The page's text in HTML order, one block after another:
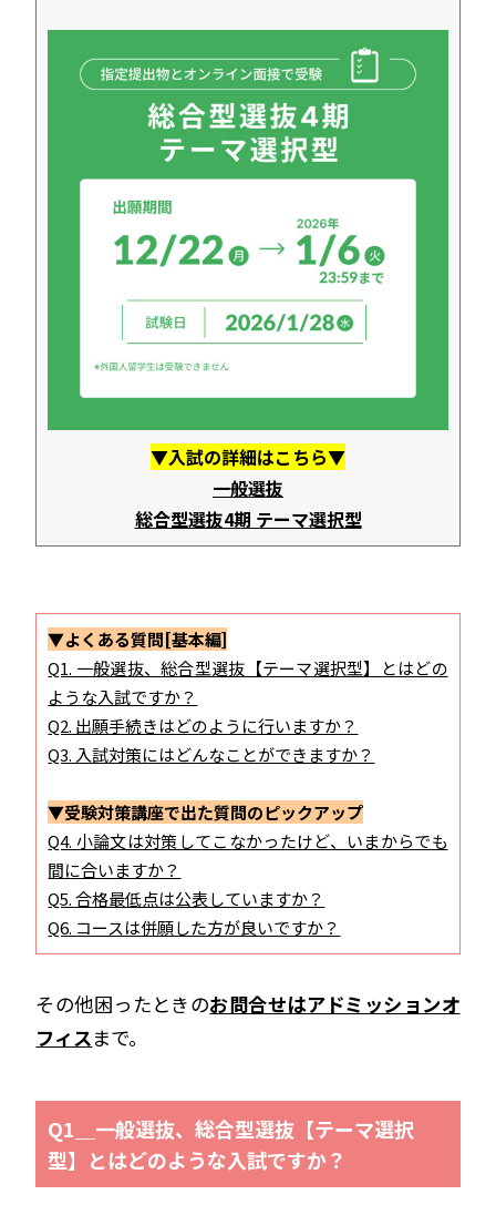
▼入試の詳細はこちら▼
一般選抜
総合型選抜4期 テーマ選択型
▼よくある質問[基本編]
Q1. 一般選抜、総合型選抜【テーマ選択型】とはどの
ような入試ですか？
Q2. 出願手続きはどのように行いますか？
Q3. 入試対策にはどんなことができますか？
▼受験対策講座で出た質問のピックアップ
Q4. 小論文は対策してこなかったけど、いまからでも
間に合いますか？
Q5. 合格最低点は公表していますか？
Q6. コースは併願した方が良いですか？
その他困ったときのお問合せはアドミッションオ
フィスまで。
Q1＿一般選抜、総合型選抜【テーマ選択
型】とはどのような入試ですか？